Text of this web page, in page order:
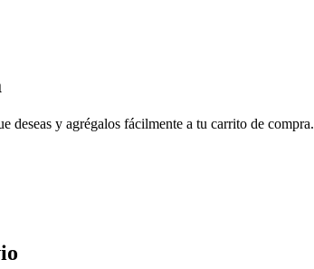
deseas y agrégalos fácilmente a tu carrito de compra.